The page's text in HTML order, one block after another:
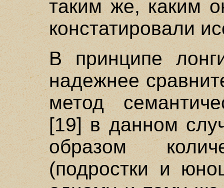
таким же, каким
констатировали
В принципе
надежнее
метод
[19] в данном
образом
(подростки и